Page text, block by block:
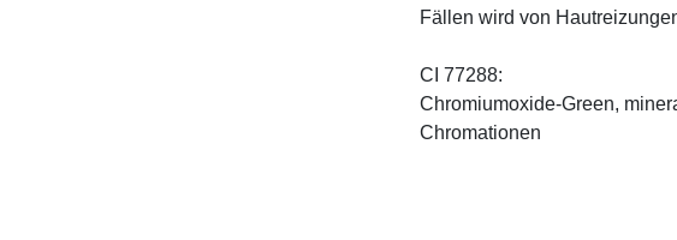
Fällen wird von
CI 77288:
Chromiumoxide-Green,
Chromationen